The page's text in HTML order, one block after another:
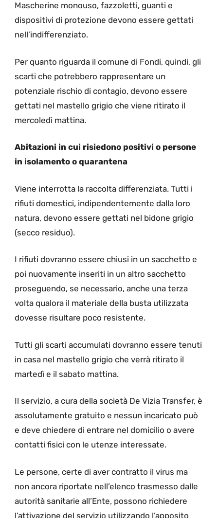
Mascherine monouso, fazzoletti, guanti e
dispositivi di protezione devono essere gettati
nell’indifferenziato.
Per quanto riguarda il comune di Fondi, quindi, gli
scarti che potrebbero rappresentare un
potenziale rischio di contagio, devono essere
gettati nel mastello grigio che viene ritirato il
mercoledì mattina.
Abitazioni in cui risiedono positivi o persone
in isolamento o quarantena
Viene interrotta la raccolta differenziata. Tutti i
rifiuti domestici, indipendentemente dalla loro
natura, devono essere gettati nel bidone grigio
(secco residuo).
I rifiuti dovranno essere chiusi in un sacchetto e
poi nuovamente inseriti in un altro sacchetto
proseguendo, se necessario, anche una terza
volta qualora il materiale della busta utilizzata
dovesse risultare poco resistente.
Tutti gli scarti accumulati dovranno essere tenuti
in casa nel mastello grigio che verrà ritirato il
martedì e il sabato mattina.
Il servizio, a cura della società De Vizia Transfer, è
assolutamente gratuito e nessun incaricato può
e deve chiedere di entrare nel domicilio o avere
contatti fisici con le utenze interessate.
Le persone, certe di aver contratto il virus ma
non ancora riportate nell’elenco trasmesso dalle
autorità sanitarie all’Ente, possono richiedere
l’attivazione del servizio utilizzando l’apposito